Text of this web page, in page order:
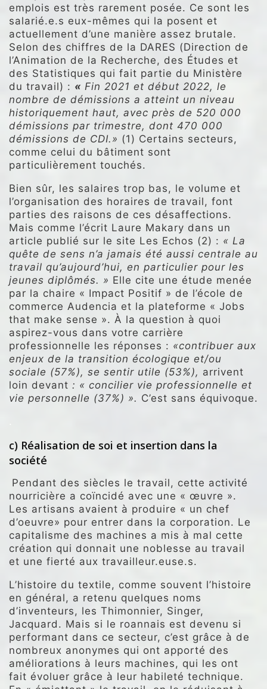
emplois est très rarement posée. Ce sont les
salarié.e.s eux-mêmes qui la posent et
actuellement d’une manière assez brutale.
Selon des chiffres de la DARES (Direction de
l’Animation de la Recherche, des Études et
des Statistiques qui fait partie du Ministère
du travail) : « Fin 2021 et début 2022, le
nombre de démissions a atteint un niveau
historiquement haut, avec près de 520 000
démissions par trimestre, dont 470 000
démissions de CDI.» (1) Certains secteurs,
comme celui du bâtiment sont
particulièrement touchés.
Bien sûr, les salaires trop bas, le volume et
l’organisation des horaires de travail, font
parties des raisons de ces désaffections.
Mais comme l’écrit Laure Makary dans un
article publié sur le site Les Echos (2) : « La
quête de sens n’a jamais été aussi centrale au
travail qu’aujourd’hui, en particulier pour les
jeunes diplômés. » Elle cite une étude menée
par la chaire « Impact Positif » de l’école de
commerce Audencia et la plateforme « Jobs
that make sense ». À la question à quoi
aspirez-vous dans votre carrière
professionnelle les réponses : «contribuer aux
enjeux de la transition écologique et/ou
sociale (57%), se sentir utile (53%), arrivent
loin devant : « concilier vie professionnelle et
vie personnelle (37%) ». C’est sans équivoque.
c) Réalisation de soi et insertion dans la
société
Pendant des siècles le travail, cette activité
nourricière a coïncidé avec une « œuvre ».
Les artisans avaient à produire « un chef
d’oeuvre» pour entrer dans la corporation. Le
capitalisme des machines a mis à mal cette
création qui donnait une noblesse au travail
et une fierté aux travailleur.euse.s.
L’histoire du textile, comme souvent l’histoire
en général, a retenu quelques noms
d’inventeurs, les Thimonnier, Singer,
Jacquard. Mais si le roannais est devenu si
performant dans ce secteur, c’est grâce à de
nombreux anonymes qui ont apporté des
améliorations à leurs machines, qui les ont
fait évoluer grâce à leur habileté technique.